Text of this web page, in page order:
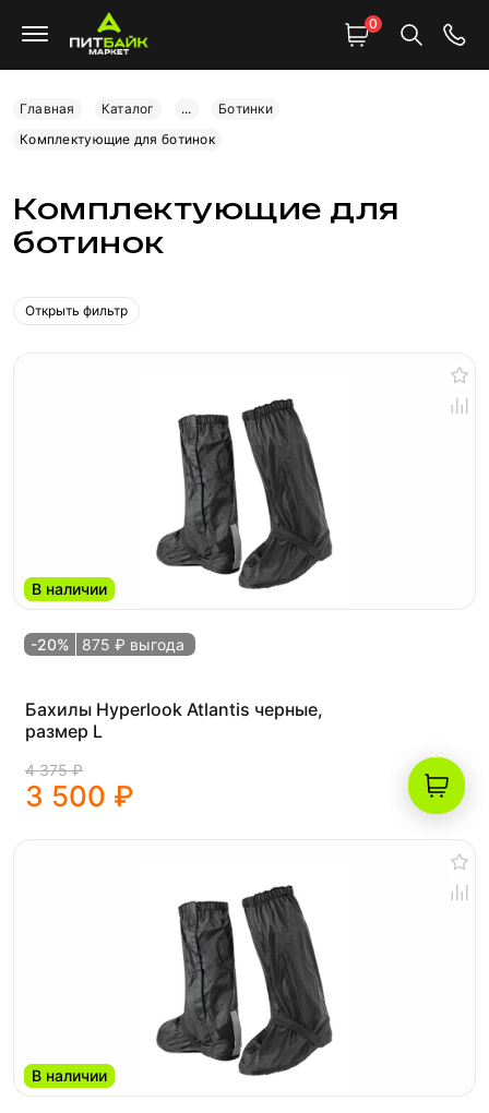
0
Главная Каталог ...
Ботинки
Комплектующие для ботинок
Комплектующие для
ботинок
Открыть фильтр
В наличии
-20% 875 ₽ выгода
Бахилы Hyperlook Atlantis черные,
размер L
4 375 ₽
3 500 ₽
В наличии